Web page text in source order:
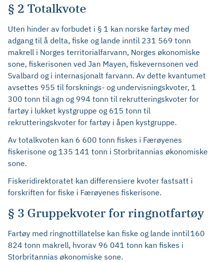
§ 2 Totalkvote
Uten hinder av forbudet i § 1 kan norske fartøy med
adgang til å delta, fiske og lande inntil 231 569 tonn
makrell i Norges territorialfarvann, Norges økonomiske
sone, fiskerisonen ved Jan Mayen, fiskevernsonen ved
Svalbard og i internasjonalt farvann. Av dette kvantumet
avsettes 955 til forsknings- og undervisningskvoter, 1
300 tonn til agn og 994 tonn til rekrutteringskvoter for
fartøy i lukket kystgruppe og 615 tonn til
rekrutteringskvoter for fartøy i åpen kystgruppe.
Av totalkvoten kan 6 600 tonn fiskes i Færøyenes
fiskerisone og 135 141 tonn i Storbritannias økonomiske
sone.
Fiskeridirektoratet kan differensiere kvoter fastsatt i
forskriften for fiske i Færøyenes fiskerisone.
§ 3 Gruppekvoter for ringnotfartøy
Fartøy med ringnottillatelse kan fiske og lande inntil 160
824 tonn makrell, hvorav 96 041 tonn kan fiskes i
Storbritannias økonomiske sone.